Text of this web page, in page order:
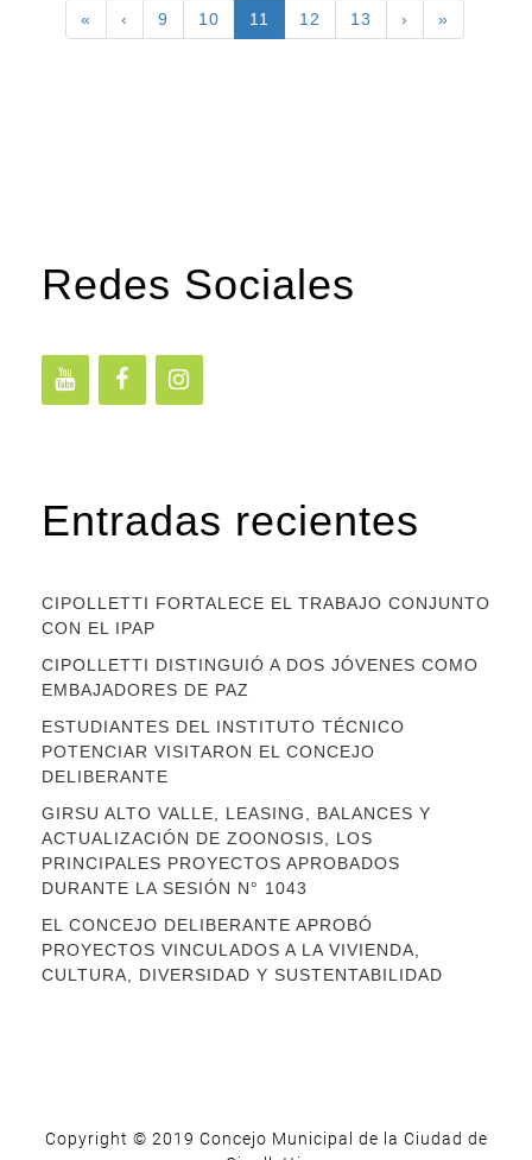
« ‹ 9 10 11 12 13 › »
Redes Sociales
Entradas recientes
CIPOLLETTI FORTALECE EL TRABAJO CONJUNTO
CON EL IPAP
CIPOLLETTI DISTINGUIÓ A DOS JÓVENES COMO
EMBAJADORES DE PAZ
ESTUDIANTES DEL INSTITUTO TÉCNICO
POTENCIAR VISITARON EL CONCEJO
DELIBERANTE
GIRSU ALTO VALLE, LEASING, BALANCES Y
ACTUALIZACIÓN DE ZOONOSIS, LOS
PRINCIPALES PROYECTOS APROBADOS
DURANTE LA SESIÓN N° 1043
EL CONCEJO DELIBERANTE APROBÓ
PROYECTOS VINCULADOS A LA VIVIENDA,
CULTURA, DIVERSIDAD Y SUSTENTABILIDAD
Copyright © 2019 Concejo Municipal de la Ciudad de